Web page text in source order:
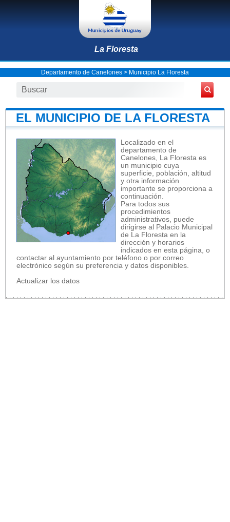
La Floresta
Departamento de Canelones > Municipio La Floresta
EL MUNICIPIO DE LA FLORESTA
Localizado en el
departamento de
Canelones, La Floresta es
un municipio cuya
superficie, población, altitud
y otra información
importante se proporciona a
continuación.
Para todos sus
procedimientos
administrativos, puede
dirigirse al Palacio Municipal
de La Floresta en la
dirección y horarios
indicados en esta página, o
contactar al ayuntamiento por teléfono o por correo
electrónico según su preferencia y datos disponibles.
Actualizar los datos